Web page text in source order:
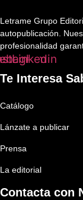
Letrame Grupo
autopublicación.
profesionalidad
Linkedin
Te Interesa
Catálogo
Lánzate a publicar
Prensa
La editorial
Contacta con